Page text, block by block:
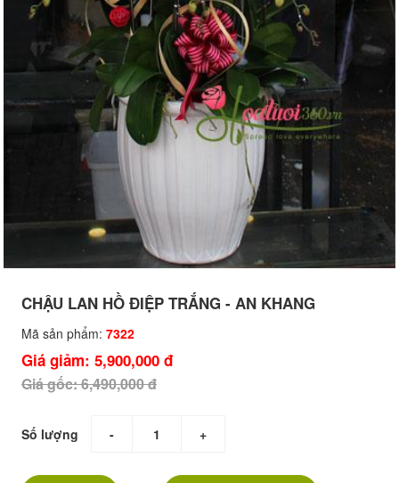
CHẬU LAN HỒ ĐIỆP TRẮNG - AN KHANG
Mã sản phẩm: 7322
Giá giảm: 5,900,000 đ
Giá gốc: 6,490,000 đ
Số lượng - +